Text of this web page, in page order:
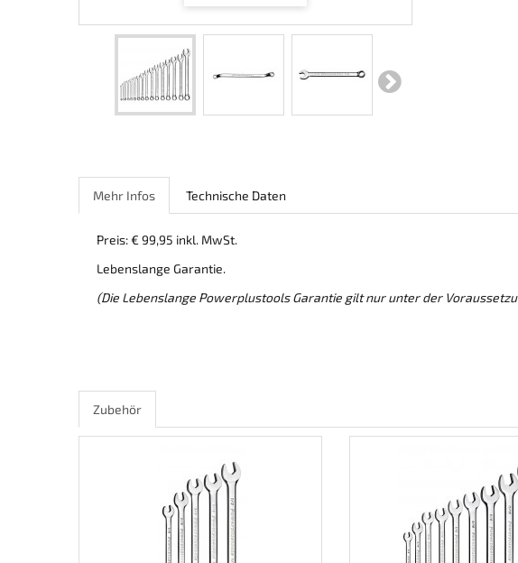
Mehr Infos Technische Daten
Preis: € 99,95 inkl. MwSt.
Lebenslange Garantie.
(Die Lebenslange Powerplustools Garantie gilt nur unter der
Zubehör